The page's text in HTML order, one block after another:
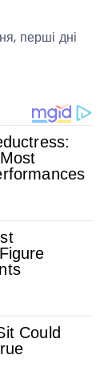
перші дні